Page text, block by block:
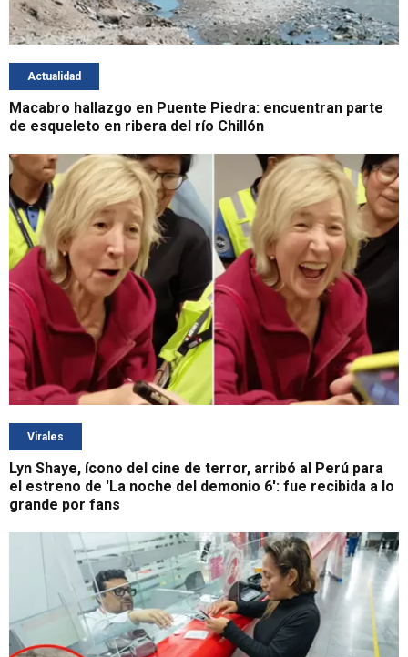
Actualidad
Macabro hallazgo en Puente Piedra: encuentran parte
de esqueleto en ribera del río Chillón
Virales
Lyn Shaye, ícono del cine de terror, arribó al Perú para
el estreno de 'La noche del demonio 6': fue recibida a lo
grande por fans